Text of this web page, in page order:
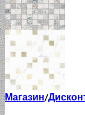
Магазин/